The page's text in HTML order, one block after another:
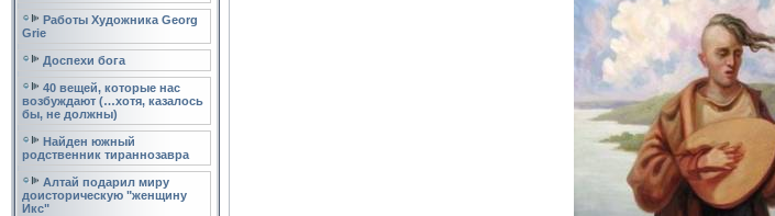
Работы Художника Georg
Grie
Доспехи бога
40 вещей, которые нас
возбуждают (…хотя, казалось
бы, не должны)
Найден южный
родственник тираннозавра
Алтай подарил миру
доисторическую "женщину
Икс"